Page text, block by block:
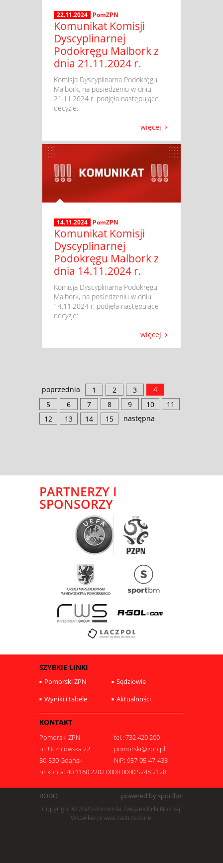
22.11.2024 PomZPN
Komunikat Komisji
Dyscyplinarnej
Podokręgu Malbork z
dnia 21.11.2024 r.
​ Komisja Dyscyplinarna Podokręgu
Malbork, na posiedzeniu w dniu
21.11.2024 r. podjęła następujące
decyzje:
więcej
14.11.2024 PomZPN
Komunikat Komisji
Dyscyplinarnej
Podokręgu Malbork z
dnia 14.11.2024 r.
​ Komisja Dyscyplinarna Podokręgu
Malbork, na posiedzeniu w dniu
14.11.2024 r. podjęła następujące
decyzje:
więcej
poprzednia 1 2 3
4
5
6 7 8 9 10
11
12
13 14 15 następna
PARTNERZY I
SPONSORZY
SZYBKIE LINKI
Pomorski ZPN
Sędziowie
Wyniki i tabele
Aktualności
KONTAKT
Pomorski ZPN
tel.: 732 420 200
ul. Uczniowska 22
pomorski@zpn.pl
80-530 Gdańsk
NIP: 957-05-47-438
nr konta: 40 1160 2202 0000 0000 5248 2128
RODO
powered by sportbm
Copyright © 2020 Pomorski Związek Piłki Nożnej.
Wszelkie prawa zastrzeżone.